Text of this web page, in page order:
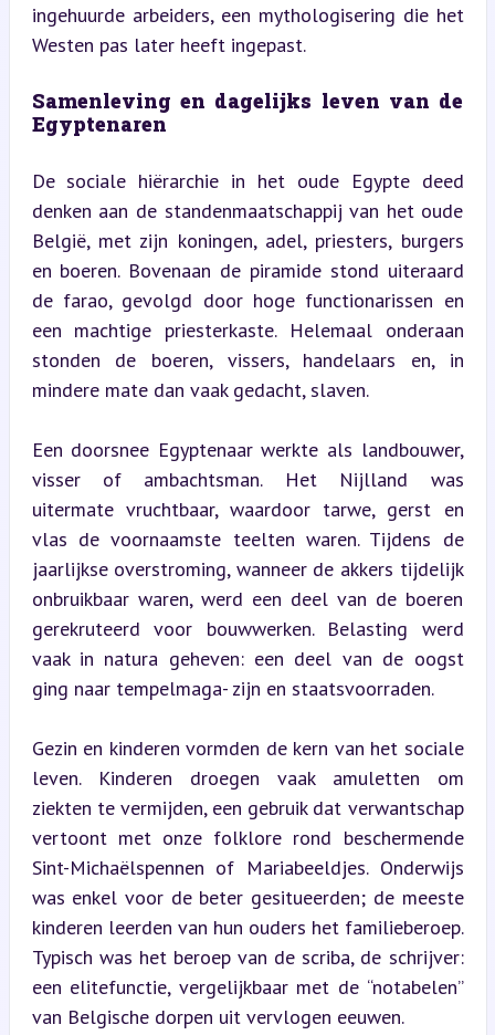
ingehuurde arbeiders, een mythologisering die het
Westen pas later heeft ingepast.
Samenleving en dagelijks leven van de
Egyptenaren
De sociale hiërarchie in het oude Egypte deed
denken aan de standenmaatschappij van het oude
België, met zijn koningen, adel, priesters, burgers
en boeren. Bovenaan de piramide stond uiteraard
de farao, gevolgd door hoge functionarissen en
een machtige priesterkaste. Helemaal onderaan
stonden de boeren, vissers, handelaars en, in
mindere mate dan vaak gedacht, slaven.
Een doorsnee Egyptenaar werkte als landbouwer,
visser of ambachtsman. Het Nijlland was
uitermate vruchtbaar, waardoor tarwe, gerst en
vlas de voornaamste teelten waren. Tijdens de
jaarlijkse overstroming, wanneer de akkers tijdelijk
onbruikbaar waren, werd een deel van de boeren
gerekruteerd voor bouwwerken. Belasting werd
vaak in natura geheven: een deel van de oogst
ging naar tempelmaga- zijn en staatsvoorraden.
Gezin en kinderen vormden de kern van het sociale
leven. Kinderen droegen vaak amuletten om
ziekten te vermijden, een gebruik dat verwantschap
vertoont met onze folklore rond beschermende
Sint-Michaëlspennen of Mariabeeldjes. Onderwijs
was enkel voor de beter gesitueerden; de meeste
kinderen leerden van hun ouders het familieberoep.
Typisch was het beroep van de scriba, de schrijver:
een elitefunctie, vergelijkbaar met de “notabelen”
van Belgische dorpen uit vervlogen eeuwen.